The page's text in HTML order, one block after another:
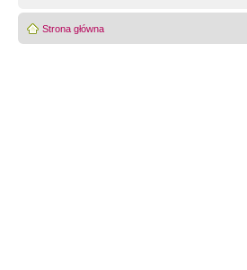
Strona główna